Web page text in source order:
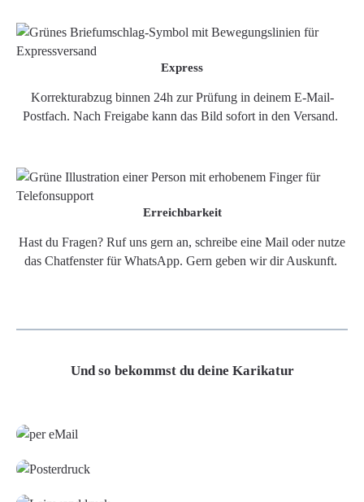
Express
Korrekturabzug binnen 24h zur Prüfung in deinem E-Mail-
Postfach. Nach Freigabe kann das Bild sofort in den Versand.
Erreichbarkeit
Hast du Fragen? Ruf uns gern an, schreibe eine Mail oder nutze
das Chatfenster für WhatsApp. Gern geben wir dir Auskunft.
Und so bekommst du deine Karikatur